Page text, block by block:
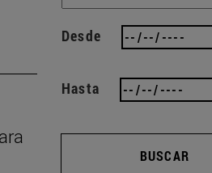
Desde
Hasta
BUSCAR